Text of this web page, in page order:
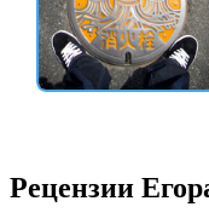
Рецензии